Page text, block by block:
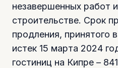
незавершенных работ
строительстве. Срок
продления, принятого
истек 15 марта 2024
гостиниц на Кипре –